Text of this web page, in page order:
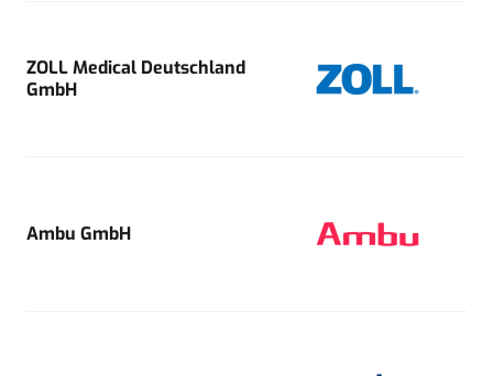
ZOLL Medical Deutschland
GmbH
Ambu GmbH